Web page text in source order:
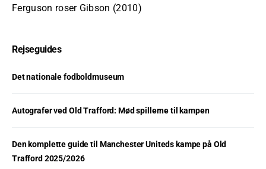
Ferguson roser Gibson (2010)
Rejseguides
Det nationale fodboldmuseum
Autografer ved Old Trafford: Mød spillerne til kampen
Den komplette guide til Manchester Uniteds kampe på Old
Trafford 2025/2026